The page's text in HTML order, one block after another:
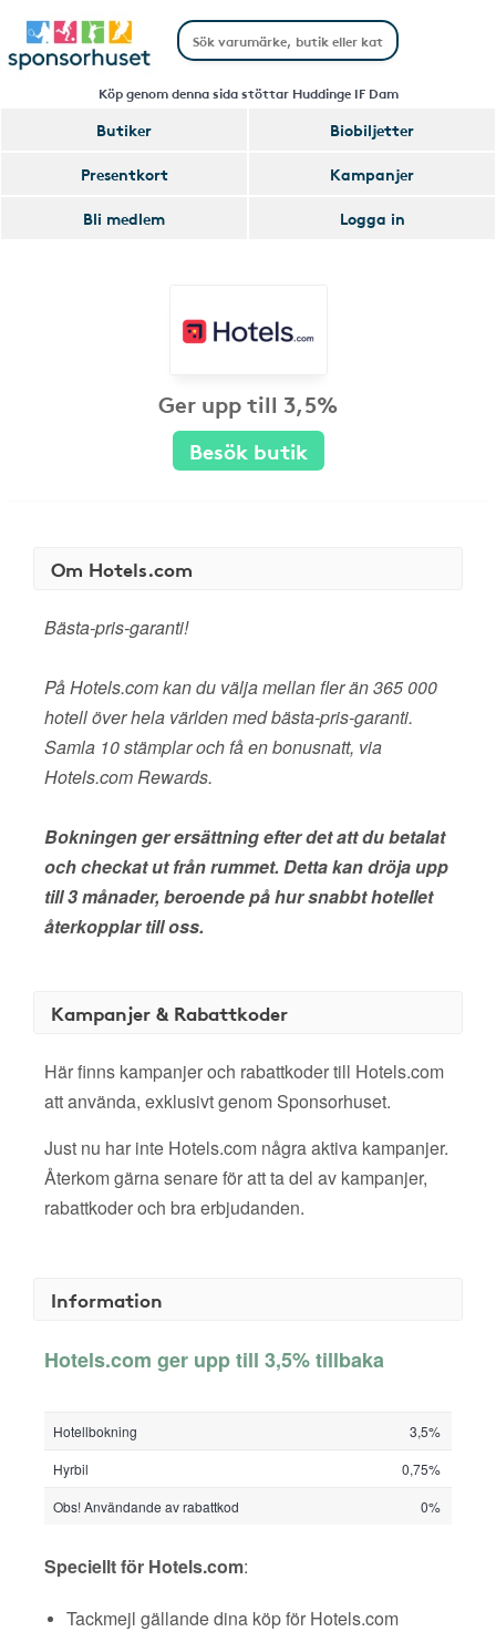
Köp genom denna sida stöttar Huddinge IF Dam
Butiker
Biobiljetter
Presentkort
Kampanjer
Bli medlem
Logga in
Ger upp till 3,5%
Besök butik
Om Hotels.com
Bästa-pris-garanti!
På Hotels.com kan du välja mellan fler än 365 000
hotell över hela världen med bästa-pris-garanti.
Samla 10 stämplar och få en bonusnatt, via
Hotels.com Rewards.
Bokningen ger ersättning efter det att du betalat
och checkat ut från rummet. Detta kan dröja upp
till 3 månader, beroende på hur snabbt hotellet
återkopplar till oss.
Kampanjer & Rabattkoder
Här finns kampanjer och rabattkoder till Hotels.com
att använda, exklusivt genom Sponsorhuset.
Just nu har inte Hotels.com några aktiva kampanjer.
Återkom gärna senare för att ta del av kampanjer,
rabattkoder och bra erbjudanden.
Information
Hotels.com ger upp till 3,5% tillbaka
Hotellbokning
3,5%
Hyrbil
0,75%
Obs! Användande av rabattkod
0%
Speciellt för Hotels.com:
Tackmejl gällande dina köp för Hotels.com